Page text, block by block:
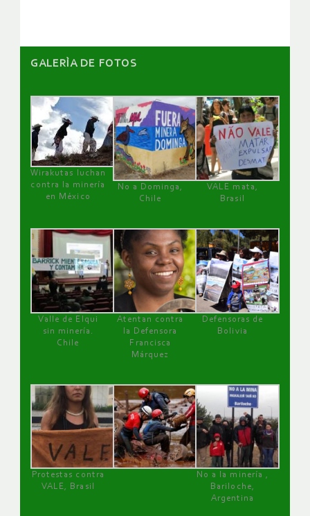
GALERÌA DE FOTOS
Wirakutas luchan
contra la minería
en México
No a Dominga,
Chile
VALE mata,
Brasil
Valle de Elqui
sin minería.
Chile
Atentan contra
la Defensora
Francisca
Márquez
Defensoras de
Bolivia
Protestas contra
VALE, Brasil
No a la minería ,
Bariloche,
Argentina